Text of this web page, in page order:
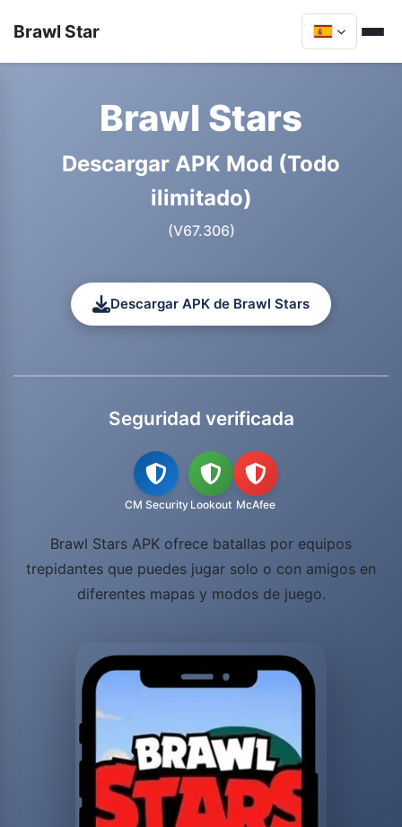
Brawl Star
Brawl Stars
Descargar APK Mod (Todo
ilimitado)
(V67.306)
Descargar APK de Brawl Stars
Seguridad verificada
CM Security Lookout McAfee
Brawl Stars APK ofrece batallas por equipos
trepidantes que puedes jugar solo o con amigos en
diferentes mapas y modos de juego.